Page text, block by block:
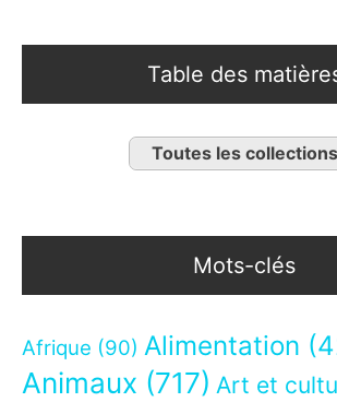
Table des
Toutes les collections
Mots-clés
Afrique (90) Alimentation
Animaux (717) Art et